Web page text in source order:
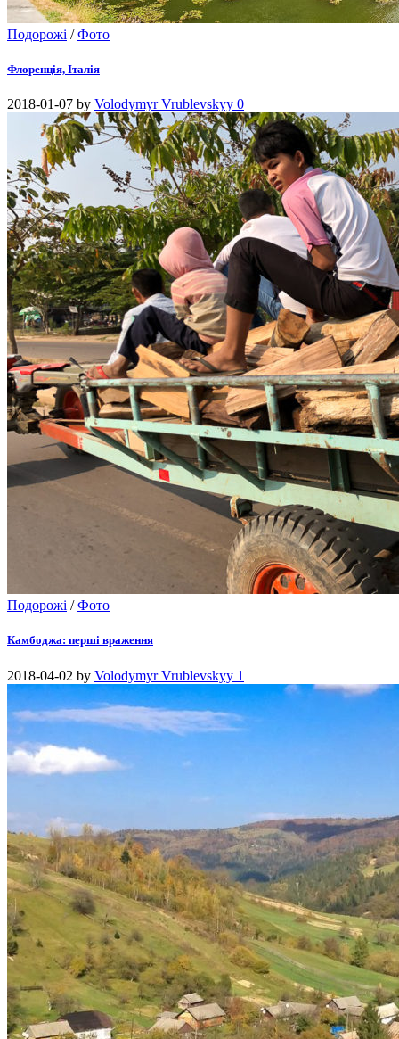
Подорожі /Фото
Флоренція, Італія
2018-01-07 by Volodymyr Vrublevskyy 0
Подорожі /Фото
Камбоджа: перші враження
2018-04-02 by Volodymyr Vrublevskyy 1